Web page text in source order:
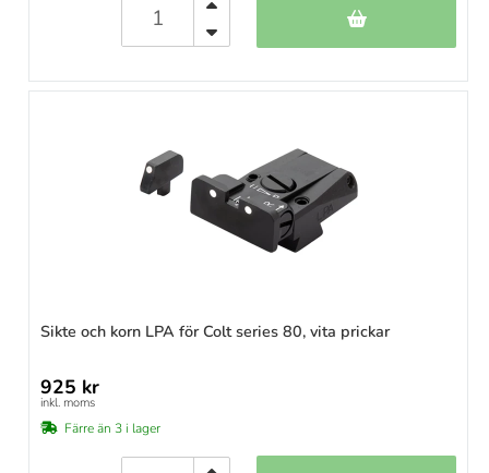
Sikte och korn LPA för Colt series 80, vita prickar
925 kr
inkl. moms
Färre än 3 i lager